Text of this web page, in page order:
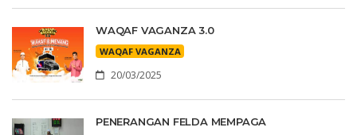
WAQAF VAGANZA 3.0
WAQAF VAGANZA
20/03/2025
PENERANGAN FELDA MEMPAGA